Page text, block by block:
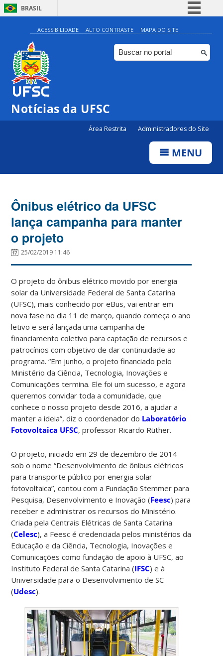
BRASIL
Simplifique!
Comunica BR
Participe
ACESSIBILIDADE ALTO CONTRASTE MAPA DO SITE
Notícias da UFSC
Área Restrita Administradores do Site
MENU
Ônibus elétrico da UFSC
lança campanha para manter
o projeto
25/02/2019 11:46
O projeto do ônibus elétrico movido por energia
solar da Universidade Federal de Santa Catarina
(UFSC), mais conhecido por eBus, vai entrar em
nova fase no dia 11 de março, quando começa o ano
letivo e será lançada uma campanha de
financiamento coletivo para captação de recursos e
patrocínios com objetivo de dar continuidade ao
programa.“Em junho, o projeto financiado pelo
Ministério da Ciência, Tecnologia, Inovações e
Comunicações termina. Ele foi um sucesso, e agora
queremos convidar toda a comunidade, que
conhece o nosso projeto desde 2016, a ajudar a
manter a ideia”, diz o coordenador do Laboratório
Fotovoltaica UFSC, professor Ricardo Rüther.
O projeto, iniciado em 29 de dezembro de 2014
sob o nome “Desenvolvimento de ônibus elétricos
para transporte público por energia solar
fotovoltaica”, contou com a Fundação Stemmer para
Pesquisa, Desenvolvimento e Inovação (Feesc) para
receber e administrar os recursos do Ministério.
Criada pela Centrais Elétricas de Santa Catarina
(Celesc), a Feesc é credenciada pelos ministérios da
Educação e da Ciência, Tecnologia, Inovações e
Comunicações como fundação de apoio à UFSC, ao
Instituto Federal de Santa Catarina (IFSC) e à
Universidade para o Desenvolvimento de SC
(Udesc).